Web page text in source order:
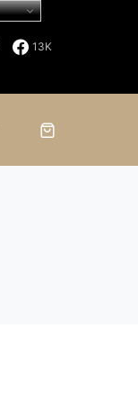
13K